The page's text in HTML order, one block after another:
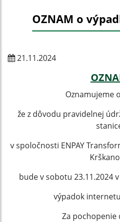
OZNAM o
21.11.2024
Oznamujeme
že z dôvodu pravidelnej
v spoločnosti ENPAY
bude v sobotu 23.11.2024
výpadok
Za pochopenie